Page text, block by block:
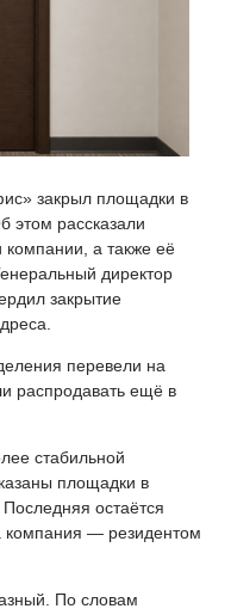
закрыл площадки в
этом рассказали
а также её
директор
закрытие
перевели на
распродавать ещё в
стабильной
площадки в
остаётся
— резидентом
По словам